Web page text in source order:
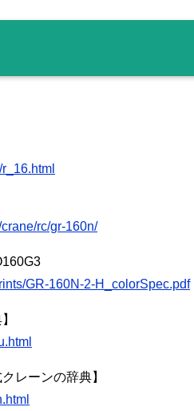
rc/gr-160n/
GR-160N-2-H_colorSpec.pdf
レーンの辞典】